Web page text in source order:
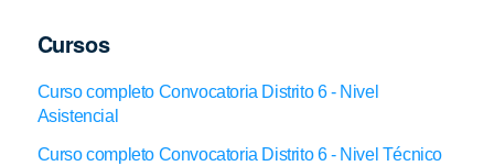
Cursos
Curso completo Convocatoria Distrito 6 - Nivel
Asistencial
Curso completo Convocatoria Distrito 6 - Nivel Técnico